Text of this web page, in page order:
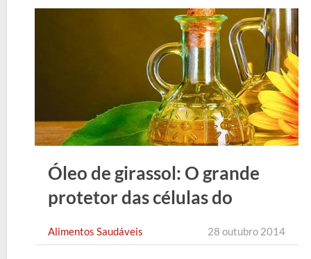
Óleo de girassol: O grande
protetor das células do
Alimentos Saudáveis 28 outubro 2014